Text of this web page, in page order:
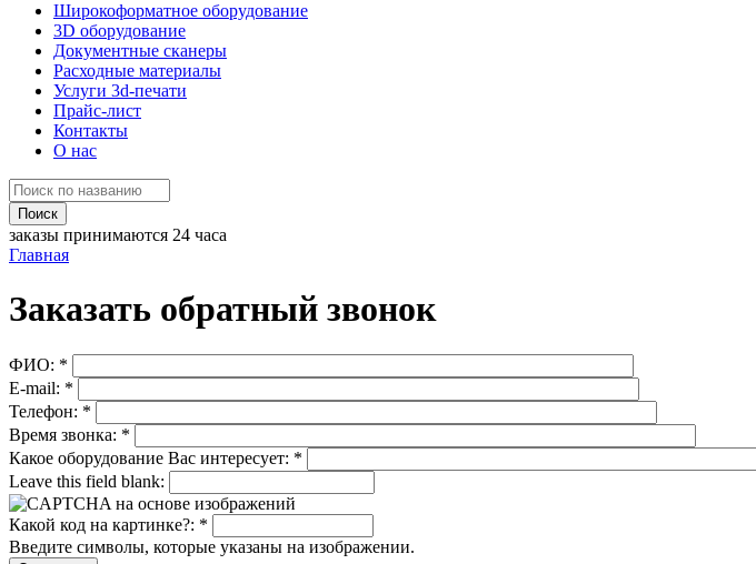
Широкоформатное оборудование
3D оборудование
Документные сканеры
Расходные материалы
Услуги 3d-печати
Прайс-лист
Контакты
О нас
заказы принимаются 24 часа
Главная
Заказать обратный звонок
ФИО: *
E-mail: *
Телефон: *
Время звонка: *
Какое оборудование Вас интересует: *
Leave this field blank:
Какой код на картинке?: *
Введите символы, которые указаны на изображении.